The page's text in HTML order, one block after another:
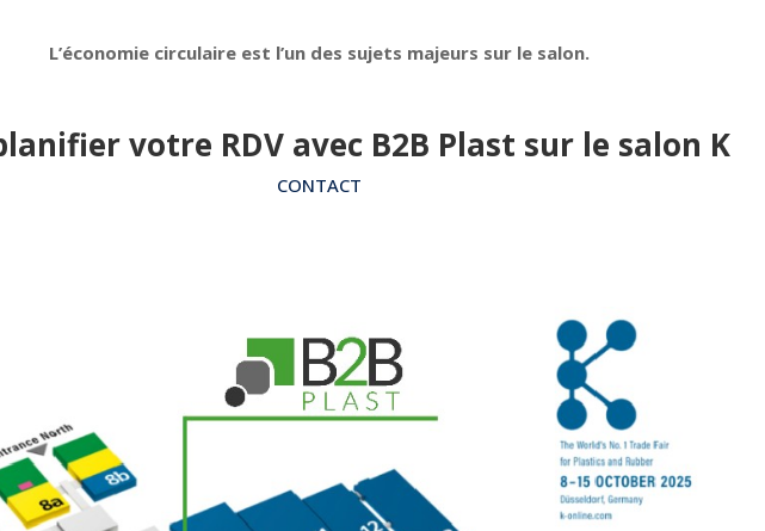
L’économie circulaire est l’un des sujets majeurs sur le salon.
votre RDV avec B2B Plast sur le salon K
CONTACT